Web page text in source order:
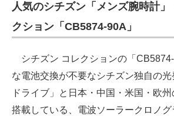
人気のシチズン「メンズ腕時計
クション「CB5874-90A」
シチズン コレクションの「
な電池交換が不要なシチズン独自の光
ドライブ」と日本・中国・米国・欧
搭載している、電波ソーラークロノ